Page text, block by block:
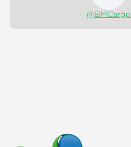
@BMCargo